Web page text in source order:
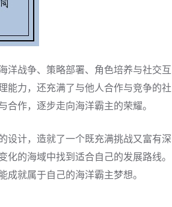
洋战争、策略部署、角色培养与社交互
能力，还充满了与他人合作与竞争的社
作，逐步走向海洋霸主的荣耀。
设计，造就了一个既充满挑战又富有深
的海域中找到适合自己的发展路线。
就属于自己的海洋霸主梦想。